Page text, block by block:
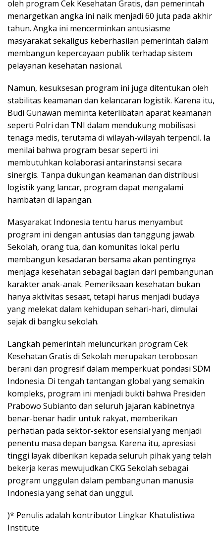
oleh program Cek Kesehatan Gratis, dan pemerintah
menargetkan angka ini naik menjadi 60 juta pada akhir
tahun. Angka ini mencerminkan antusiasme
masyarakat sekaligus keberhasilan pemerintah dalam
membangun kepercayaan publik terhadap sistem
pelayanan kesehatan nasional.
Namun, kesuksesan program ini juga ditentukan oleh
stabilitas keamanan dan kelancaran logistik. Karena itu,
Budi Gunawan meminta keterlibatan aparat keamanan
seperti Polri dan TNI dalam mendukung mobilisasi
tenaga medis, terutama di wilayah-wilayah terpencil. Ia
menilai bahwa program besar seperti ini
membutuhkan kolaborasi antarinstansi secara
sinergis. Tanpa dukungan keamanan dan distribusi
logistik yang lancar, program dapat mengalami
hambatan di lapangan.
Masyarakat Indonesia tentu harus menyambut
program ini dengan antusias dan tanggung jawab.
Sekolah, orang tua, dan komunitas lokal perlu
membangun kesadaran bersama akan pentingnya
menjaga kesehatan sebagai bagian dari pembangunan
karakter anak-anak. Pemeriksaan kesehatan bukan
hanya aktivitas sesaat, tetapi harus menjadi budaya
yang melekat dalam kehidupan sehari-hari, dimulai
sejak di bangku sekolah.
Langkah pemerintah meluncurkan program Cek
Kesehatan Gratis di Sekolah merupakan terobosan
berani dan progresif dalam memperkuat pondasi SDM
Indonesia. Di tengah tantangan global yang semakin
kompleks, program ini menjadi bukti bahwa Presiden
Prabowo Subianto dan seluruh jajaran kabinetnya
benar-benar hadir untuk rakyat, memberikan
perhatian pada sektor-sektor esensial yang menjadi
penentu masa depan bangsa. Karena itu, apresiasi
tinggi layak diberikan kepada seluruh pihak yang telah
bekerja keras mewujudkan CKG Sekolah sebagai
program unggulan dalam pembangunan manusia
Indonesia yang sehat dan unggul.
)* Penulis adalah kontributor Lingkar Khatulistiwa
Institute